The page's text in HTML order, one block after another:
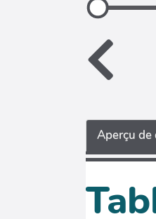
Aperçu de